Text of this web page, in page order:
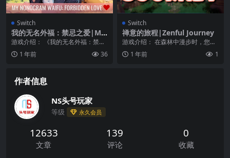
Switch
我的无名外福：禁忌之爱|My
Nonogram Waifu: Forbidd
游戏介绍： 《我的无名外福：禁忌
之爱》与100人以上的wiff们享受，
放松了的照...
1 年前 36
Switch
禅意的旅程|Zenful Journey
游戏介绍： 在森林中漫步时，您可
以尽情欣赏大自然的美景与声音，
惊叹于那些高大的树...
1 年前 1
作者信息
NS头号玩家
等级 永久会员
12633
文章
139
评论
0
收藏